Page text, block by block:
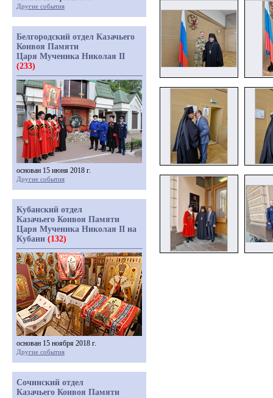
Другие события
Белгородский отдел Казачьего
Конвоя Памяти
Царя Мученика Николая II
(233)
основан 15 июня 2018 г.
Другие события
Кубанский отдел
Казачьего Конвоя Памяти
Царя Мученика Николая II на
Кубани (132)
основан 15 ноября 2018 г.
Другие события
Сочинский отдел
Казачьего Конвоя Памяти